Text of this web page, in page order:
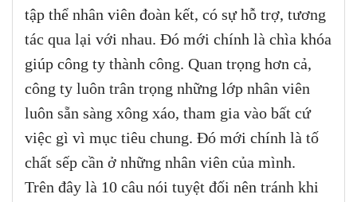
tập thể nhân viên đoàn kết, có sự hỗ trợ, tương
tác qua lại với nhau. Đó mới chính là chìa khóa
giúp công ty thành công. Quan trọng hơn cả,
công ty luôn trân trọng những lớp nhân viên
luôn sẵn sàng xông xáo, tham gia vào bất cứ
việc gì vì mục tiêu chung. Đó mới chính là tố
chất sếp cần ở những nhân viên của mình.
Trên đây là 10 câu nói tuyệt đối nên tránh khi